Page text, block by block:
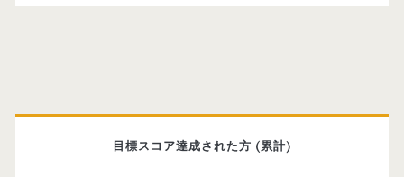
R
P
目標スコア達成された方 (累計)